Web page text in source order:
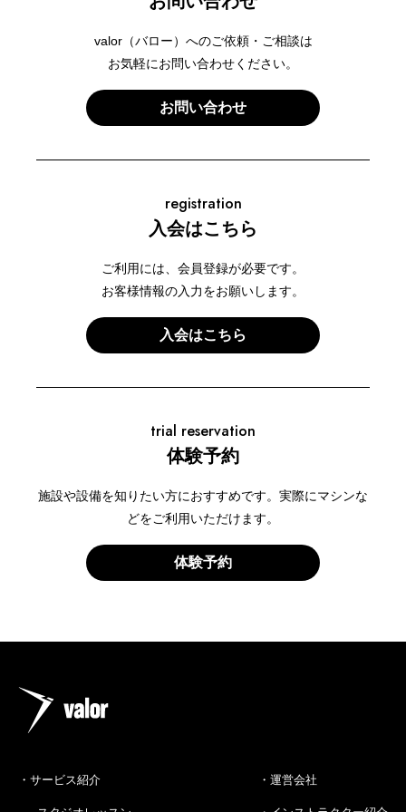
valor（バロー）へのご依頼・ご相談は
お気軽にお問い合わせください。
お問い合わせ
registration
入会はこちら
ご利用には、会員登録が必要です。
お客様情報の入力をお願いします。
入会はこちら
trial reservation
体験予約
施設や設備を知りたい方におすすめです。実際にマシンな
どをご利用いただけます。
体験予約
・サービス紹介 ・運営会社